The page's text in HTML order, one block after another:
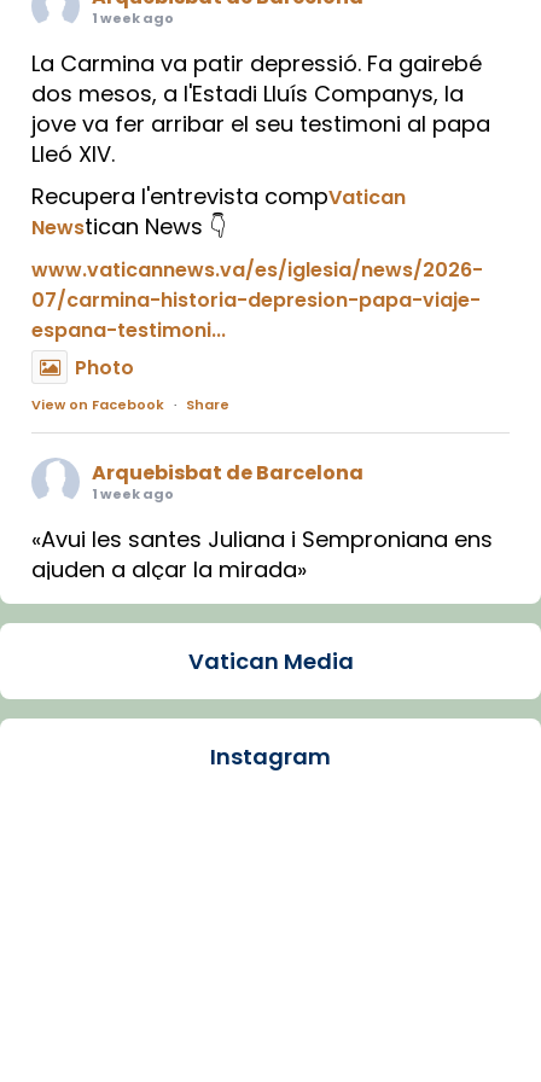
1 week ago
La Carmina va patir depressió. Fa gairebé
dos mesos, a l'Estadi Lluís Companys, la
jove va fer arribar el seu testimoni al papa
Lleó XIV.
Recupera l'entrevista compVatican
Newstican News 👇
www.vaticannews.va/es/iglesia/news/2026-
07/carmina-historia-depresion-papa-viaje-
espana-testimoni...
Photo
View on Facebook · Share
Arquebisbat de Barcelona
1 week ago
«Avui les santes Juliana i Semproniana ens
ajuden a alçar la mirada»
Mons. Sergi Gordo, bisbe de Tortosa, ha
Santes de Mataró.
🔗tinyurl.com/cvu5jmbk
Vatican Media
Instagram